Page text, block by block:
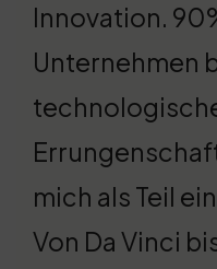
Innovation.
Unternehmen
mich als Teil
Von Da Vinci